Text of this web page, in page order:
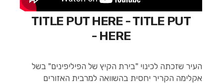
TITLE PUT HERE - TITLE PUT
HERE -
העיר שזכתה לכינוי "בירת הקיץ של הפיליפינים" בשל
אקלימה הקריר יחסית בהשוואה למרבית האזורים